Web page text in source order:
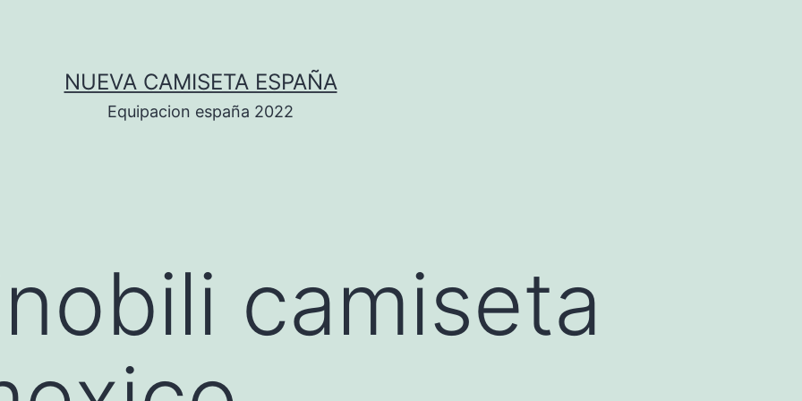
NUEVA CAMISETA ESPAÑA
Equipacion españa 2022
camiseta